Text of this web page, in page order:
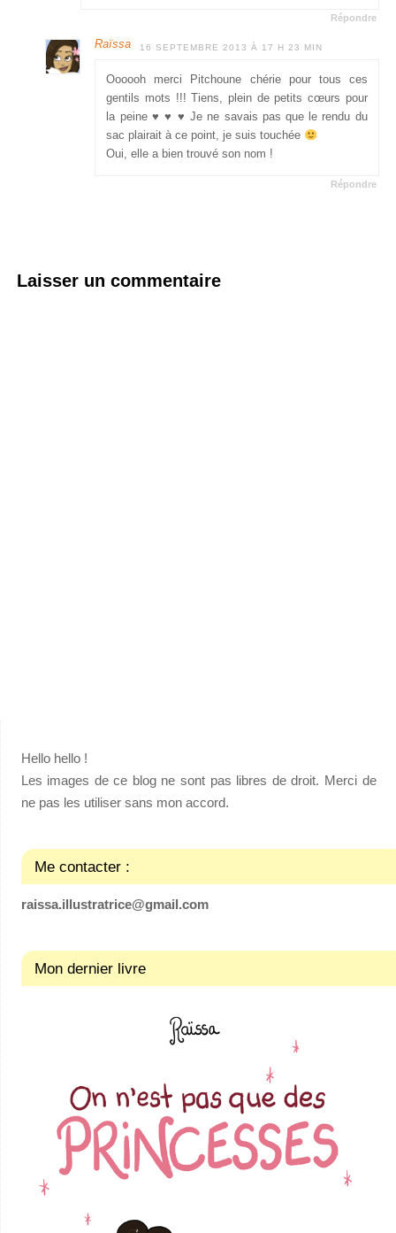
Répondre
Raïssa 16 SEPTEMBRE 2013 À 17 H 23 MIN
Oooooh merci Pitchoune chérie pour tous ces
gentils mots !!! Tiens, plein de petits cœurs pour
la peine ♥ ♥ ♥ Je ne savais pas que le rendu du
sac plairait à ce point, je suis touchée
Oui, elle a bien trouvé son nom !
Répondre
Laisser un commentaire
Hello hello !
Les images de ce blog ne sont pas libres de droit. Merci de
ne pas les utiliser sans mon accord.
Me contacter :
raissa.illustratrice@gmail.com
Mon dernier livre